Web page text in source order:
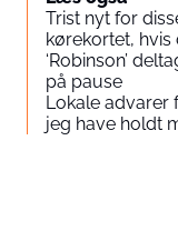
Trist nyt for
kørekortet, hvis
‘Robinson’
på pause
Lokale advarer
jeg have holdt